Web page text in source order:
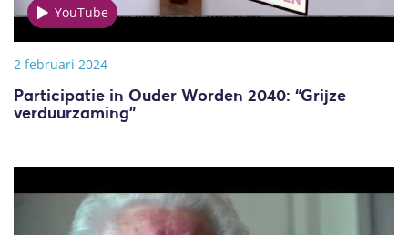
YouTube
2 februari 2024
Participatie in Ouder Worden 2040: “Grijze
verduurzaming”